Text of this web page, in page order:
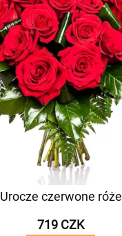
Urocze czerwone róże
719 CZK